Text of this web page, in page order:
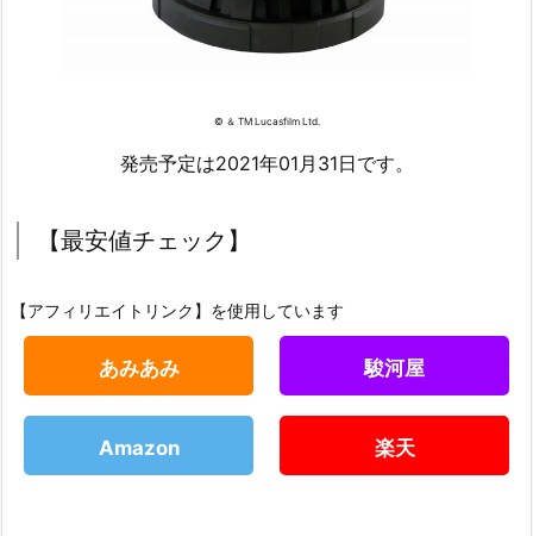
© ＆ TM Lucasfilm Ltd.
発売予定は2021年01月31日です。
【最安値チェック】
【アフィリエイトリンク】を使用しています
あみあみ 駿河屋
Amazon 楽天